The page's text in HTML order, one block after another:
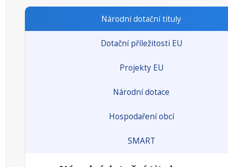
Národní dotační tituly
Dotační příležitosti EU
Projekty EU
Národní dotace
Hospodaření obcí
SMART